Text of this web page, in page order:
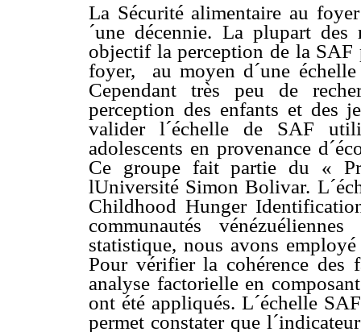
La Sécurité alimentaire au
´une décennie. La plupart
objectif la perception de la SAF
foyer, au moyen d´une
Cependant très peu de
perception des enfants et des
valider l´échelle de SAF
adolescents en provenance
Ce groupe fait partie du «
lUniversité Simon Bolivar.
Childhood Hunger
communautés
statistique, nous avons
Pour vérifier la cohérence des
analyse factorielle en
ont été appliqués. L´échelle
permet constater que